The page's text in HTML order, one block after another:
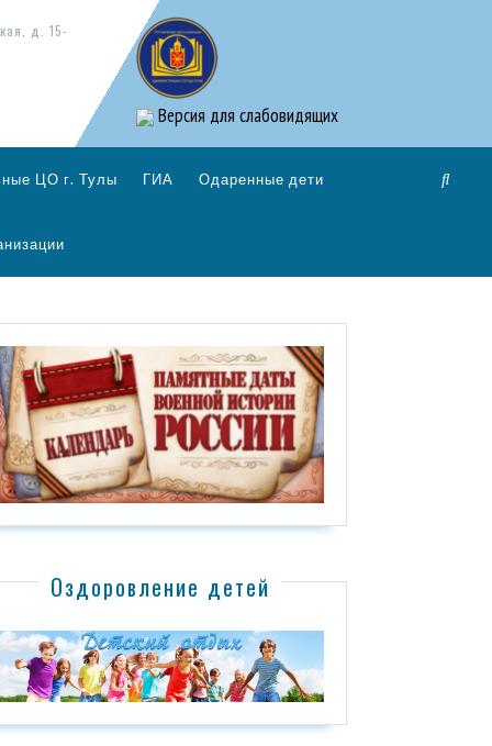
д. 15-
Версия для слабовидящих
ЦО г. Тулы ГИА Одаренные дети
Оздоровление детей